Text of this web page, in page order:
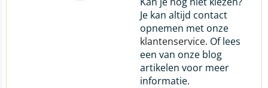
Je kan altijd contact
opnemen met onze
klantenservice. Of lees
een van onze blog
artikelen voor meer
informatie.